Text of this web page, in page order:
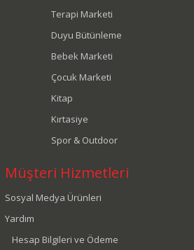
Terapi Marketi
Duyu Bütünleme
Bebek Marketi
Çocuk Marketi
Kitap
Kırtasiye
Spor & Outdoor
Müşteri Hizmetleri
Sosyal Medya Ürünleri
Yardım
Hesap Bilgileri ve Ödeme